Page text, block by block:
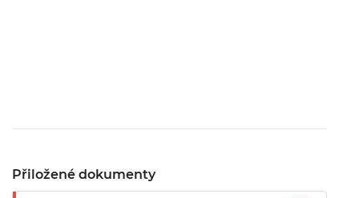
Přiložené dokumenty